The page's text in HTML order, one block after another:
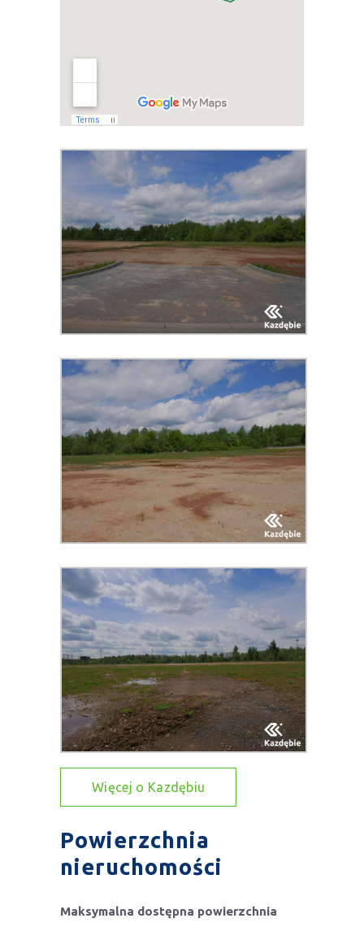
Więcej o Kazdębiu
Powierzchnia
nieruchomości
Maksymalna dostępna powierzchnia